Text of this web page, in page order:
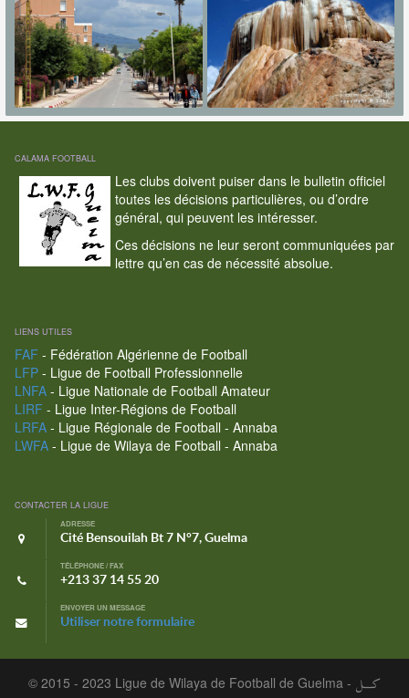
CALAMA FOOTBALL
Les clubs doivent puiser dans le bulletin officiel
toutes les décisions particulières, ou d’ordre
général, qui peuvent les intéresser.
Ces décisions ne leur seront communiquées par
lettre qu’en cas de nécessité absolue.
LIENS UTILES
FAF - Fédération Algérienne de Football
LFP- Ligue de Football Professionnelle
LNFA- Ligue Nationale de Football Amateur
LIRF - Ligue Inter-Régions de Football
LRFA- Ligue Régionale de Football - Annaba
LWFA- Ligue de Wilaya de Football - Annaba
CONTACTER LA LIGUE
ADRESSE
Cité Bensouilah Bt 7 N°7, Guelma
TÉLÉPHONE / FAX
+213 37 14 55 20
ENVOYER UN MESSAGE
Utiliser notre formulaire
© 2015 - 2023 Ligue de Wilaya de Football de Guelma - كـــل